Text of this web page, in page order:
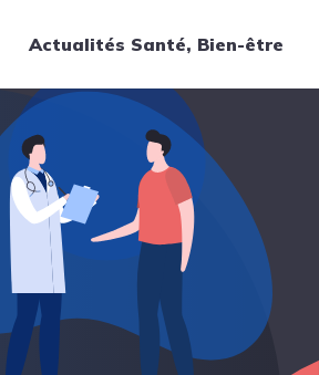
Actualités Santé, Bien-être
Thématiques
Cancer
Nutrition
Chirurgie
Forme et bien-être
Gériatrie
Hôpitaux
Médecine